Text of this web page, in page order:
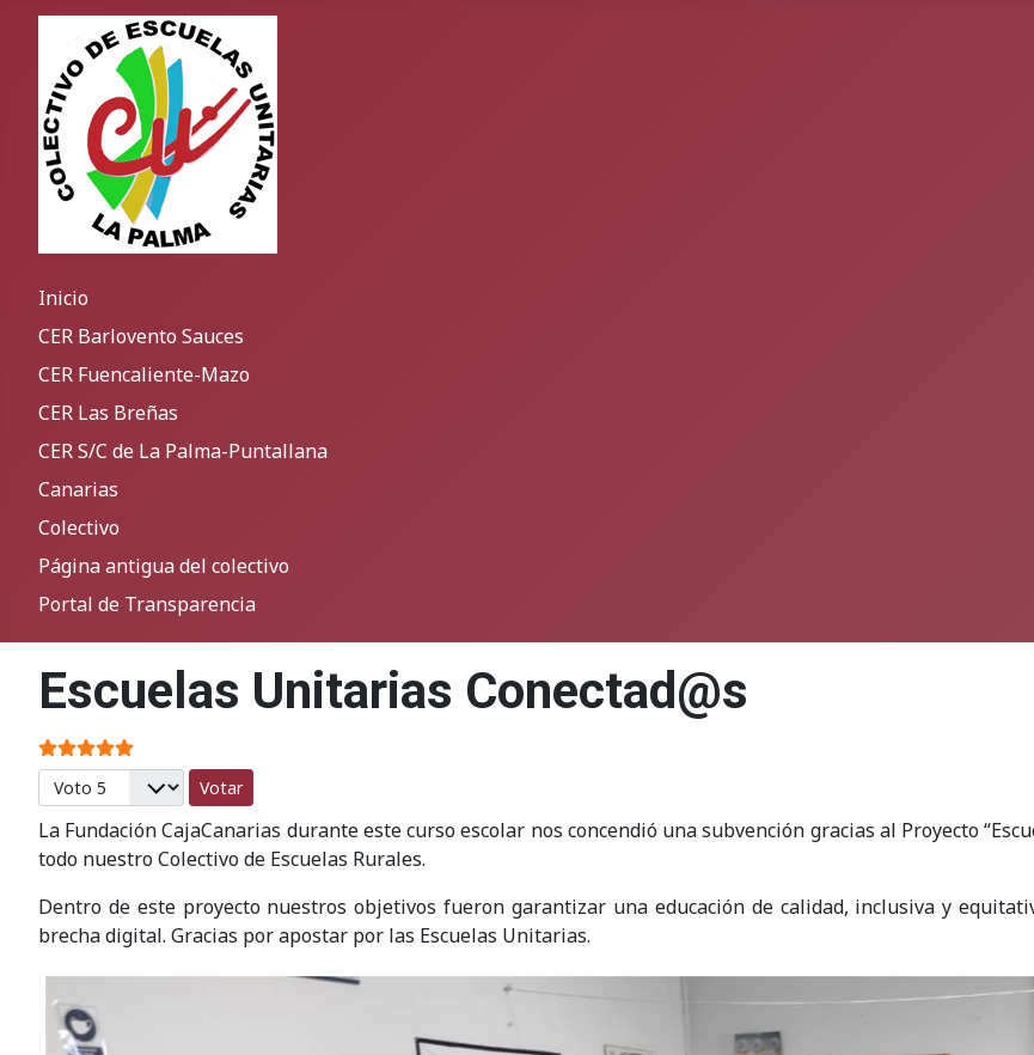
Inicio
CER Barlovento Sauces
CER Fuencaliente-Mazo
CER Las Breñas
CER S/C de La Palma-Puntallana
Canarias
Colectivo
Página antigua del colectivo
Portal de Transparencia
Escuelas Unitarias Conectad@s
Ratio:5/5
Por favor, vote
La Fundación CajaCanarias durante este curso escolar nos concendió una subvención gracias al Proyecto
todo nuestro Colectivo de Escuelas Rurales.
Dentro de este proyecto nuestros objetivos fueron garantizar una educación de calidad, inclusiva y
brecha digital. Gracias por apostar por las Escuelas Unitarias.